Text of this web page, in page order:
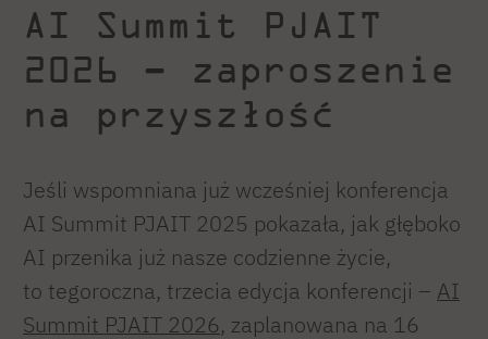
AI Summit PJAIT
2026 – zaproszenie
na przyszłość
Jeśli wspomniana już wcześniej konferencja
AI Summit PJAIT 2025 pokazała, jak głęboko
AI przenika już nasze codzienne życie,
to tegoroczna, trzecia edycja konferencji – AI
Summit PJAIT 2026, zaplanowana na 16